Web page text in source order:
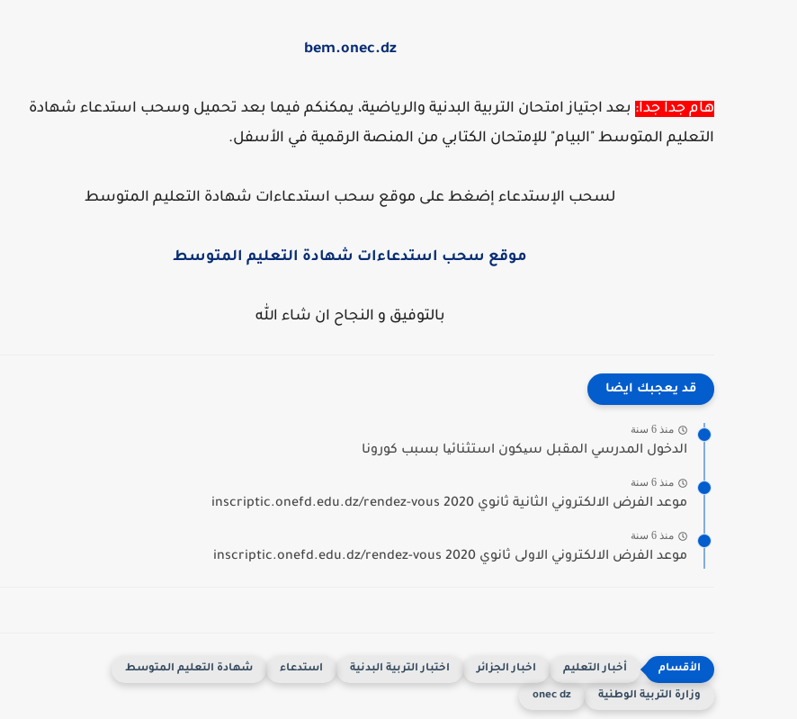
bem.onec.dz
هام جدا جدا: بعد اجتياز امتحان التربية البدنية والرياضية، يمكنكم فيما بعد تحميل وسحب استدعاء شهادة
التعليم المتوسط "البيام" للإمتحان الكتابي من المنصة الرقمية في الأسفل.
لسحب الإستدعاء إضغط على موقع سحب استدعاءات شهادة التعليم المتوسط
موقع سحب استدعاءات شهادة التعليم المتوسط
بالتوفيق و النجاح ان شاء الله
قد يعجبك ايضا
منذ 6 سنة
الدخول المدرسي المقبل سیكون استثنائیا بسبب كورونا
منذ 6 سنة
موعد الفرض الالكتروني الثانية ثانوي 2020 inscriptic.onefd.edu.dz/rendez-vous
منذ 6 سنة
موعد الفرض الالكتروني الاولى ثانوي 2020 inscriptic.onefd.edu.dz/rendez-vous
أخبار التعليم اخبار الجزائر اختبار التربية البدنية استدعاء شهادة التعليم المتوسط
وزارة التربية الوطنية onec dz